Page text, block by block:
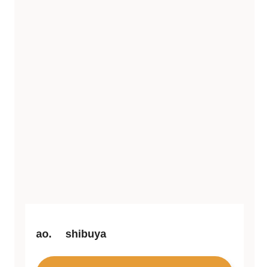
ao. shibuya